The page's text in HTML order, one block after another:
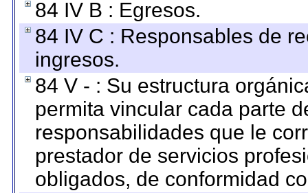
84 IV B : Egresos.
84 IV C : Responsables de
ingresos.
84 V - : Su estructura
permita vincular cada parte
responsabilidades que le
prestador de servicios
obligados, de conformidad